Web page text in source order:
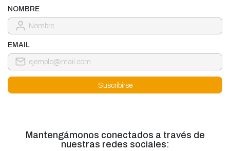
NOMBRE
EMAIL
Mantengámonos conectados a través de
nuestras redes sociales: